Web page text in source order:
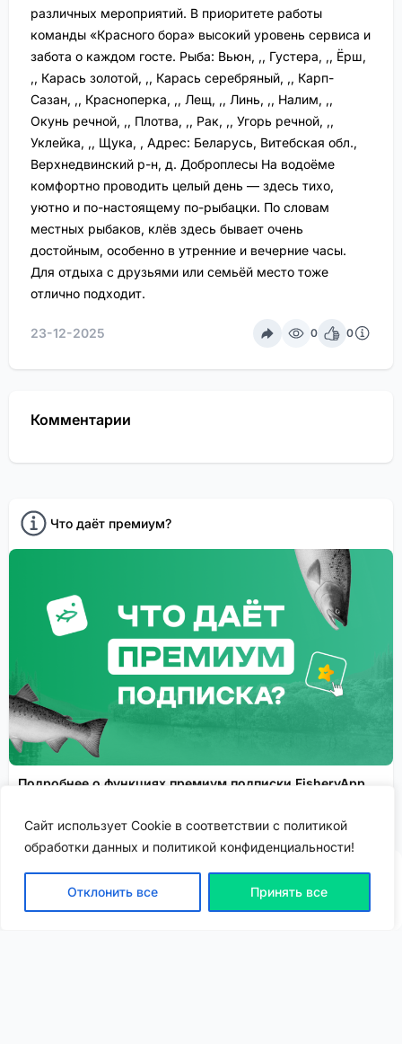
Сайт использует Cookie в соответствии с политикой
обработки данных и политикой конфиденциальности!
Отклонить все Принять все
различных мероприятий. В приоритете работы
команды «Красного бора» высокий уровень сервиса и
забота о каждом госте. Рыба: Вьюн, ,, Густера, ,, Ёрш,
,, Карась золотой, ,, Карась серебряный, ,, Карп-
Сазан, ,, Красноперка, ,, Лещ, ,, Линь, ,, Налим, ,,
Окунь речной, ,, Плотва, ,, Рак, ,, Угорь речной, ,,
Уклейка, ,, Щука, , Адрес: Беларусь, Витебская обл.,
Верхнедвинский р-н, д. Доброплесы На водоёме
комфортно проводить целый день — здесь тихо,
уютно и по-настоящему по-рыбацки. По словам
местных рыбаков, клёв здесь бывает очень
достойным, особенно в утренние и вечерние часы.
Для отдыха с друзьями или семьёй место тоже
отлично подходит.
23-12-2025 0 0
Комментарии
Что даёт премиум?
Подробнее о функциях премиум подписки FisheryApp
ВХОД | РЕГИСТРАЦИЯ